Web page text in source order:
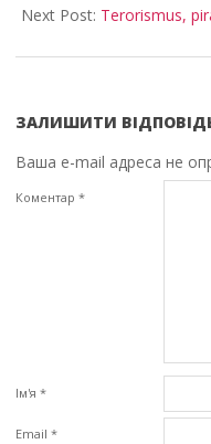
Next Post: Terorismus,
ЗАЛИШИТИ
Ваша e-mail адреса не
Коментар *
Ім'я *
Email *